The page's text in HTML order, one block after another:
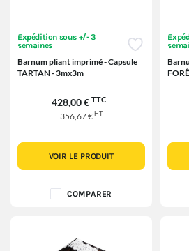
Expédition sous +/- 3
semaines
Barnum pliant imprimé - Capsule
TARTAN - 3mx3m
428,00 € TTC
356,67 €HT
VOIR LE PRODUIT
COMPARER